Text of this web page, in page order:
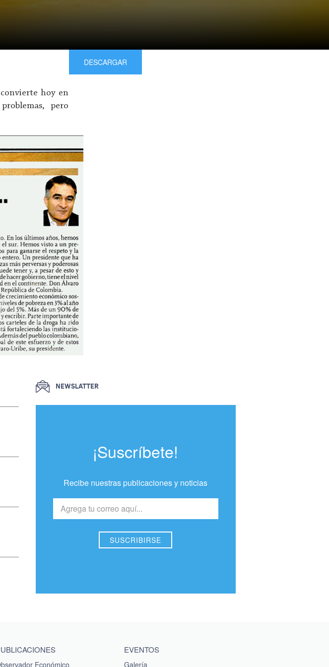
DESCARGAR
hoy en
pero
NEWSLATTER
¡Suscríbete!
Recibe nuestras publicaciones y noticias
Económico
EVENTOS
Galería